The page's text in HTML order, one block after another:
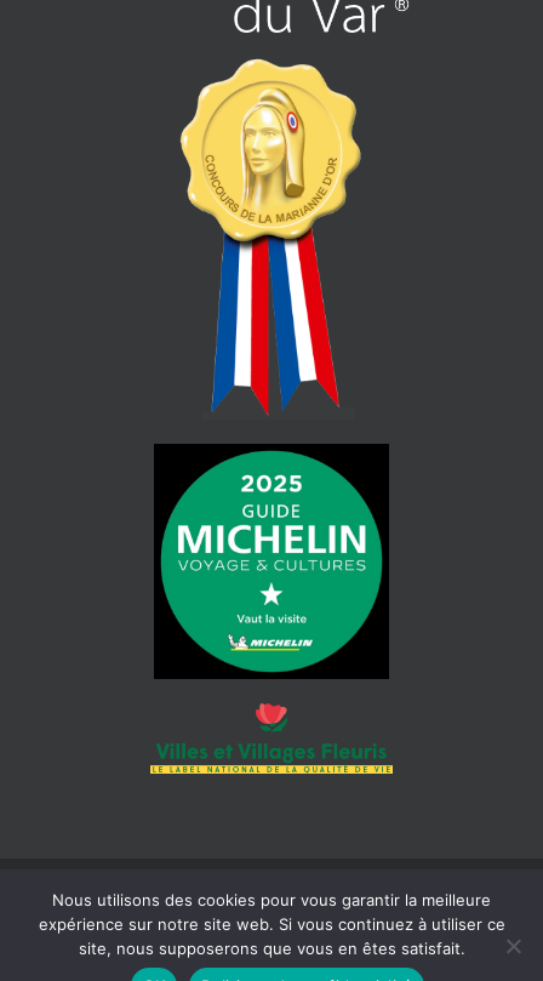
© 2026 Mairie de Cotignac | Tous droits réservés | Siret : 218 300
465 000 18 |Mentions légales| Réalisation :Béaba-informatique
Nous utilisons des cookies pour vous garantir la meilleure
expérience sur notre site web. Si vous continuez à utiliser ce
site, nous supposerons que vous en êtes satisfait.